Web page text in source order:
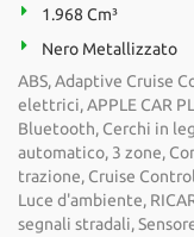
1.968 Cm³
Nero Metallizzato
ABS, Adaptive Cruise
elettrici, APPLE CAR
Bluetooth, Cerchi in
automatico, 3 zone,
trazione, Cruise
Luce d'ambiente,
segnali stradali,